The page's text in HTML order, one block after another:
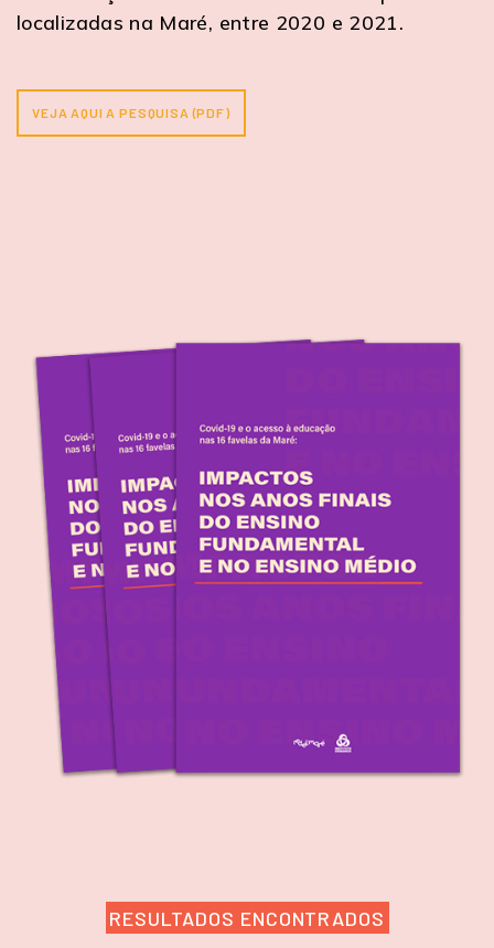
localizadas na Maré, entre 2020 e 2021.
VEJA AQUI A PESQUISA (PDF)
RESULTADOS ENCONTRADOS